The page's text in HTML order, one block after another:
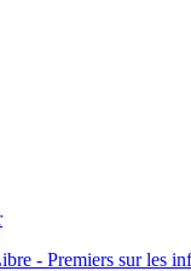
- Premiers sur les